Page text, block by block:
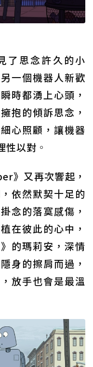
了思念許久的小
一個機器人新歡
時都湧上心頭，
抱的傾訴思念，
心照顧，讓機器
性以對 。
》又再次響起，
依然默契十足的
念的落寞感傷，
在彼此的心中，
的瑪莉安，深情
身的擦肩而過，
放手也會是最溫